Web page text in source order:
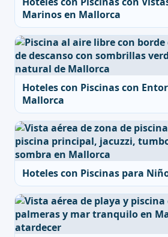
Marinos en Mallorca
Hoteles con Piscinas con
Mallorca
Hoteles con Piscinas para